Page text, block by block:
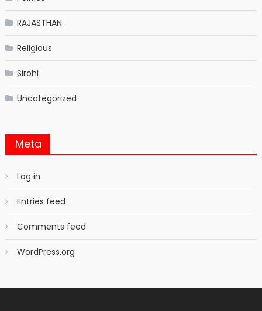
RAJASTHAN
Religious
Sirohi
Uncategorized
Meta
Log in
Entries feed
Comments feed
WordPress.org